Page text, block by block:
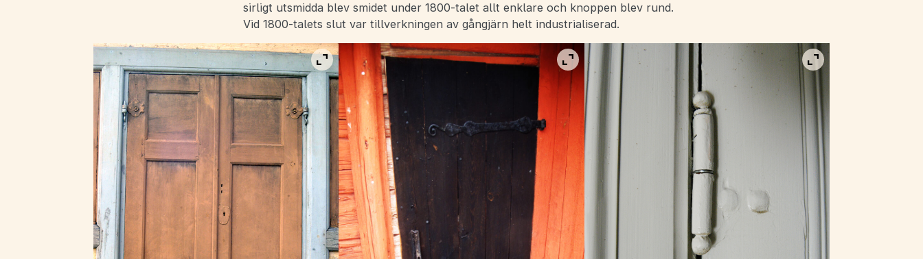
sirligt utsmidda blev smidet under 1800-talet allt enklare och knoppen blev rund.
Vid 1800-talets slut var tillverkningen av gångjärn helt industrialiserad.
Visa bild i fullskärm Visa bild i fullskärm Visa bild i fullskärm